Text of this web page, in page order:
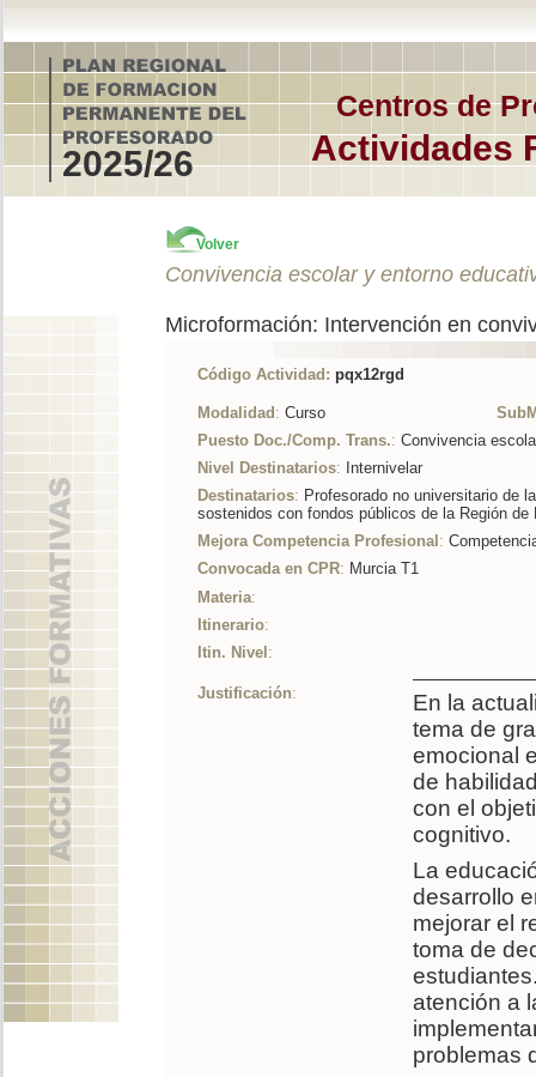
Centros de
Actividades
2025/26
Volver
Convivencia escolar y entorno
Microformación: Intervención en
Código Actividad: pqx12rgd
Modalidad : Curso
Puesto Doc./Comp. Trans.: Convivencia
Nivel Destinatarios: Internivelar
Destinatarios: Profesorado no universitario de
sostenidos con fondos públicos de la Región
Mejora Competencia Profesional :
Convocada en CPR: Murcia T1
Materia:
Itinerario:
Itin. Nivel :
Justificación:
En la
tema de
emocional
de
con el
cognitivo.
La
desarrollo
mejorar el
toma de
atención a
problemas